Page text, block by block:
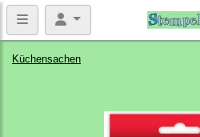
Küchensachen